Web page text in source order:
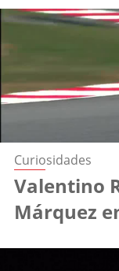
Curiosidades
Valentino
Márquez